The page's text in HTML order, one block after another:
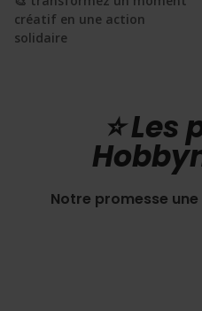
créatif en une action
solidaire
⭐️ Les
Notre promesse